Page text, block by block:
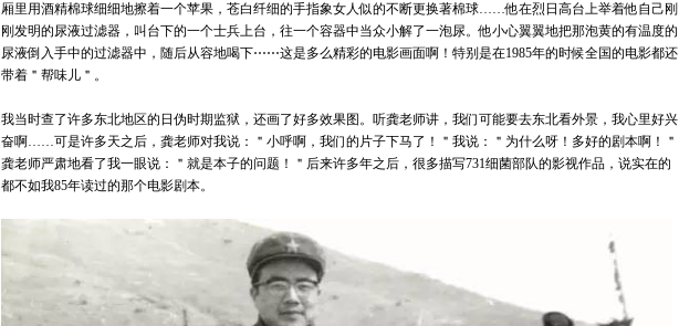
厢里用酒精棉球细细地擦着一个苹果，苍白纤细的手指象女人似的不断更换著棉球……他在烈日高台上举着他自己刚
刚发明的尿液过滤器，叫台下的一个士兵上台，往一个容器中当众小解了一泡尿。他小心翼翼地把那泡黄的有温度的
尿液倒入手中的过滤器中，随后从容地喝下⋯⋯这是多么精彩的电影画面啊！特别是在1985年的时候全国的电影都还
带着＂帮味儿＂。
我当时查了许多东北地区的日伪时期监狱，还画了好多效果图。听龚老师讲，我们可能要去东北看外景，我心里好兴
奋啊……可是许多天之后，龚老师对我说：＂小呼啊，我们的片子下马了！＂我说：＂为什么呀！多好的剧本啊！＂
龚老师严肃地看了我一眼说：＂就是本子的问题！＂后来许多年之后，很多描写731细菌部队的影视作品，说实在的
都不如我85年读过的那个电影剧本。